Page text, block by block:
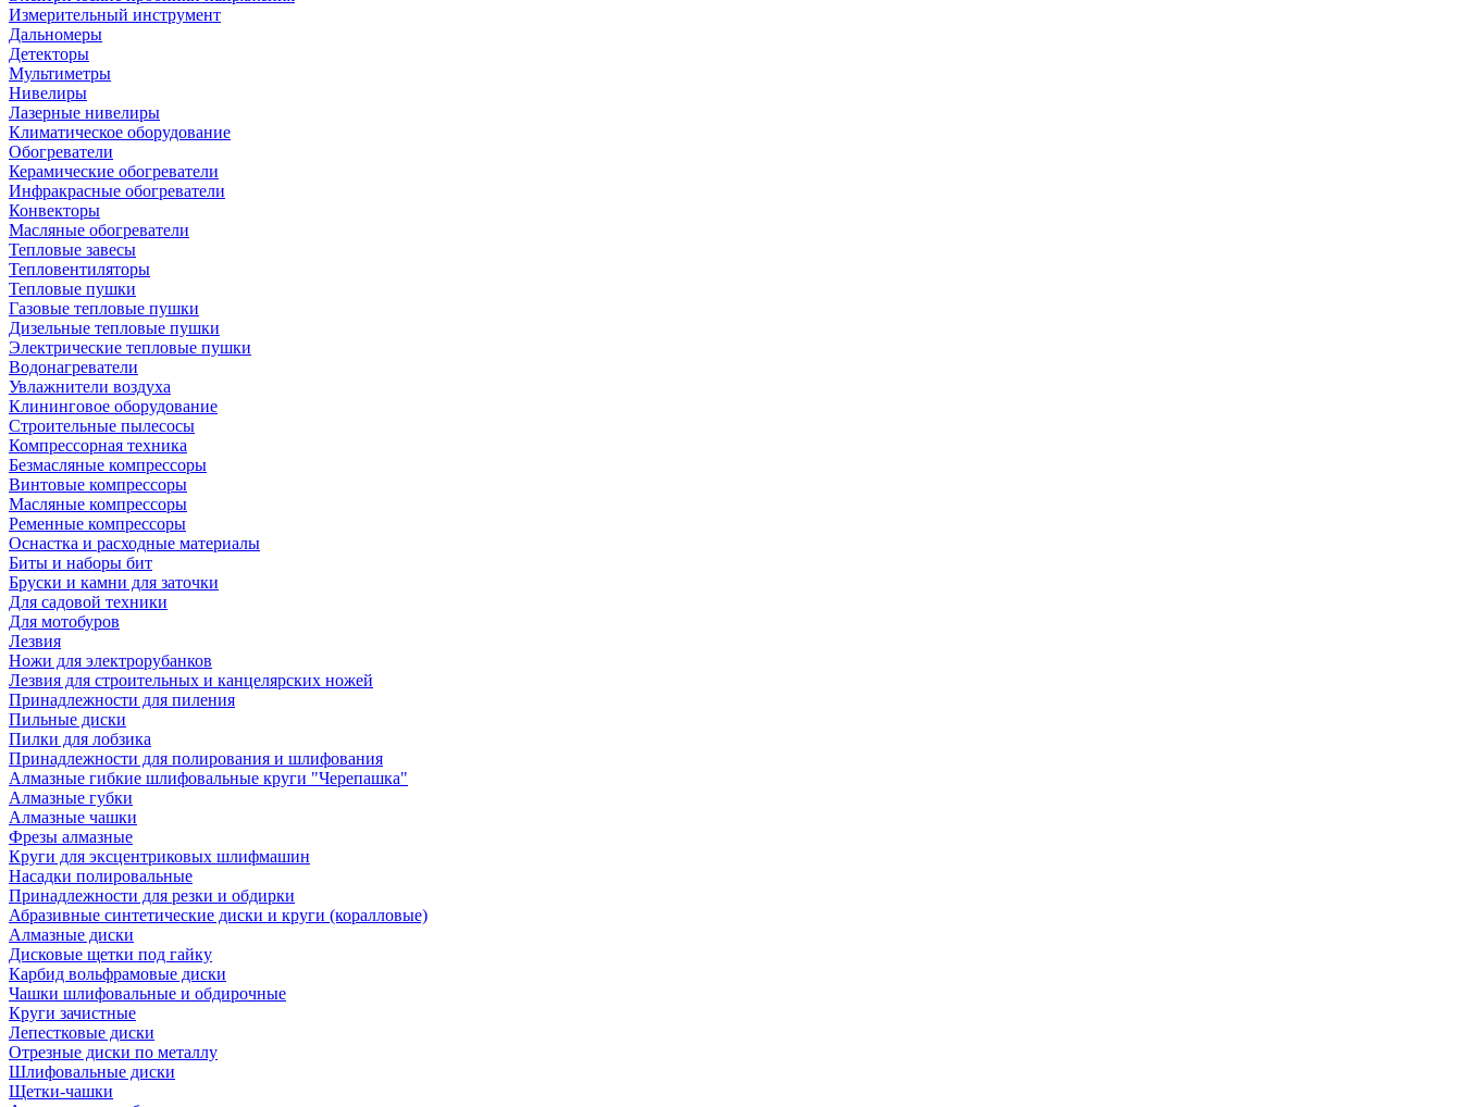
Измерительный инструмент
Дальномеры
Детекторы
Мультиметры
Нивелиры
Лазерные нивелиры
Климатическое оборудование
Обогреватели
Керамические обогреватели
Инфракрасные обогреватели
Конвекторы
Масляные обогреватели
Тепловые завесы
Тепловентиляторы
Тепловые пушки
Газовые тепловые пушки
Дизельные тепловые пушки
Электрические тепловые пушки
Водонагреватели
Увлажнители воздуха
Клининговое оборудование
Строительные пылесосы
Компрессорная техника
Безмасляные компрессоры
Винтовые компрессоры
Масляные компрессоры
Ременные компрессоры
Оснастка и расходные материалы
Биты и наборы бит
Бруски и камни для заточки
Для садовой техники
Для мотобуров
Лезвия
Ножи для электрорубанков
Лезвия для строительных и канцелярских ножей
Принадлежности для пиления
Пильные диски
Пилки для лобзика
Принадлежности для полирования и шлифования
Алмазные гибкие шлифовальные круги "Черепашка"
Алмазные губки
Алмазные чашки
Фрезы алмазные
Круги для эксцентриковых шлифмашин
Насадки полировальные
Принадлежности для резки и обдирки
Абразивные синтетические диски и круги (коралловые)
Алмазные диски
Дисковые щетки под гайку
Карбид вольфрамовые диски
Чашки шлифовальные и обдирочные
Круги зачистные
Лепестковые диски
Отрезные диски по металлу
Шлифовальные диски
Щетки-чашки